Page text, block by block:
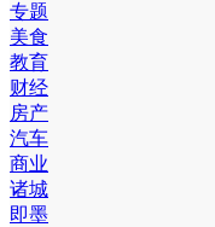
专题
美食
教育
财经
房产
汽车
商业
诸城
即墨